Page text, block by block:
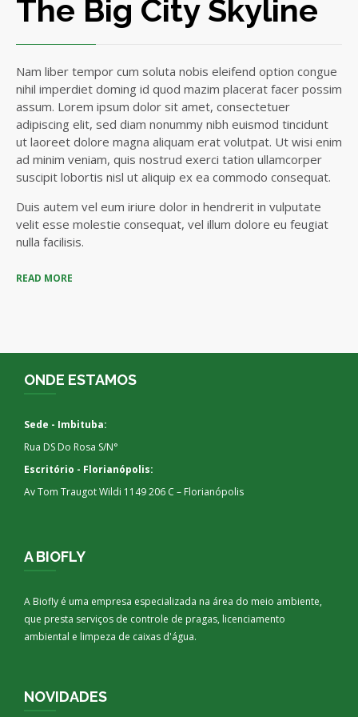
The Big City Skyline
Nam liber tempor cum soluta nobis eleifend option congue
nihil imperdiet doming id quod mazim placerat facer possim
assum. Lorem ipsum dolor sit amet, consectetuer
adipiscing elit, sed diam nonummy nibh euismod tincidunt
ut laoreet dolore magna aliquam erat volutpat. Ut wisi enim
ad minim veniam, quis nostrud exerci tation ullamcorper
suscipit lobortis nisl ut aliquip ex ea commodo consequat.
Duis autem vel eum iriure dolor in hendrerit in vulputate
velit esse molestie consequat, vel illum dolore eu feugiat
nulla facilisis.
READ MORE
ONDE ESTAMOS
Sede - Imbituba:
Rua DS Do Rosa S/N°
Escritório - Florianópolis:
Av Tom Traugot Wildi 1149 206 C – Florianópolis
A BIOFLY
A Biofly é uma empresa especializada na área do meio ambiente,
que presta serviços de controle de pragas, licenciamento
ambiental e limpeza de caixas d'água.
NOVIDADES